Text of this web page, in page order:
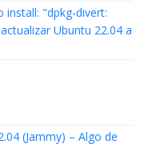
install: "dpkg-divert:
Ubuntu 22.04 a
(Jammy) – Algo de